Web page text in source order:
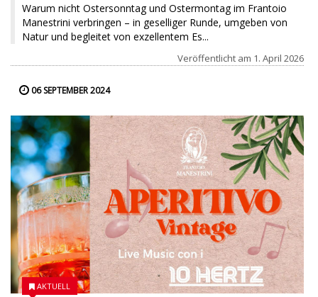
Warum nicht Ostersonntag und Ostermontag im Frantoio
Manestrini verbringen – in geselliger Runde, umgeben von
Natur und begleitet von exzellentem Es...
Veröffentlicht am 1. April 2026
06 SEPTEMBER 2024
AKTUELL